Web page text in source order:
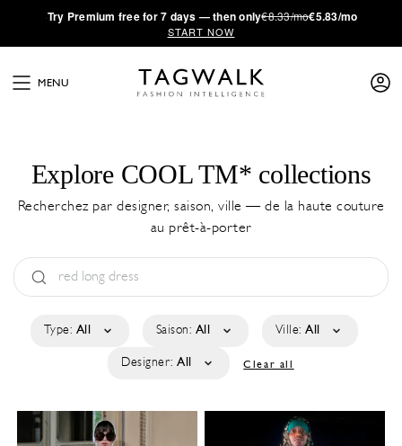
·Try Premium free for 7 days — then only€8.33/mo€5.83/mo
START NOW
MENU
Explore COOL TM* collections
Recherchez par designer, saison, ville — de la haute couture
au prêt-à-porter
Type: All Saison: All Ville: All
Designer: All Clear all